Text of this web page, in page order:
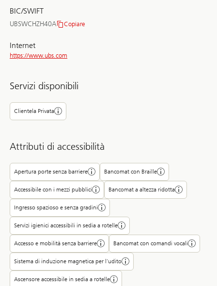
BIC/SWIFT
UBSWCHZH40A
Copiare
Internet
https://www.ubs.com
Servizi disponibili
Clientela Privata
Attributi di accessibilità
Apertura porte senza barriere Bancomat con Braille
Accessibile con i mezzi pubblici Bancomat a altezza ridotta
Ingresso spazioso e senza gradini
Servizi igienici accessibili in sedia a rotelle
Accesso e mobilità senza barriere Bancomat con comandi vocali
Sistema di induzione magnetica per l'udito
Ascensore accessibile in sedia a rotelle